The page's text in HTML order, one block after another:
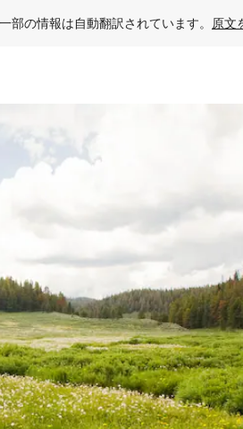
一部の情報は自動翻訳されています。 原文
面をタッチまたはスワイプして検索結果